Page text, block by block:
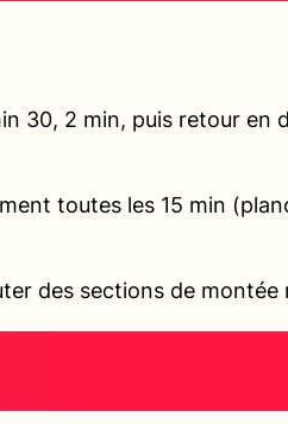
30, 2 min, puis retour en
toutes les 15 min
des sections de